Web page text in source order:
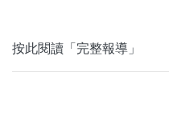
按此閱讀「完整報導」